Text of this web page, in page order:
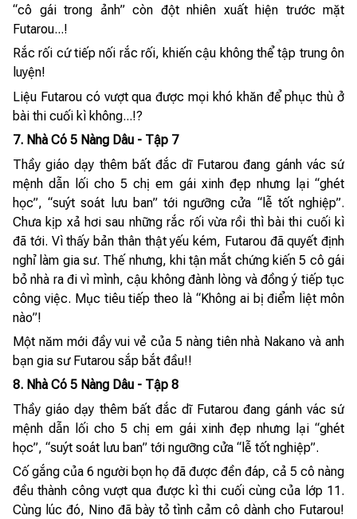
“cô gái trong ảnh” còn đột nhiên xuất hiện trước mặt
Futarou...!
Rắc rối cứ tiếp nối rắc rối, khiến cậu không thể tập trung ôn
luyện!
Liệu Futarou có vượt qua được mọi khó khăn để phục thù ở
bài thi cuối kì không...!?
7. Nhà Có 5 Nàng Dâu - Tập 7
Thầy giáo dạy thêm bất đắc dĩ Futarou đang gánh vác sứ
mệnh dẫn lối cho 5 chị em gái xinh đẹp nhưng lại “ghét
học”, “suýt soát lưu ban” tới ngưỡng cửa “lễ tốt nghiệp”.
Chưa kịp xả hơi sau những rắc rối vừa rồi thì bài thi cuối kì
đã tới. Vì thấy bản thân thật yếu kém, Futarou đã quyết định
nghỉ làm gia sư. Thế nhưng, khi tận mắt chứng kiến 5 cô gái
bỏ nhà ra đi vì mình, cậu không đành lòng và đồng ý tiếp tục
công việc. Mục tiêu tiếp theo là “Không ai bị điểm liệt môn
nào”!
Một năm mới đầy vui vẻ của 5 nàng tiên nhà Nakano và anh
bạn gia sư Futarou sắp bắt đầu!!
8. Nhà Có 5 Nàng Dâu - Tập 8
Thầy giáo dạy thêm bất đắc dĩ Futarou đang gánh vác sứ
mệnh dẫn lối cho 5 chị em gái xinh đẹp nhưng lại “ghét
học”, “suýt soát lưu ban” tới ngưỡng cửa “lễ tốt nghiệp”.
Cố gắng của 6 người bọn họ đã được đền đáp, cả 5 cô nàng
đều thành công vượt qua được kì thi cuối cùng của lớp 11.
Cùng lúc đó, Nino đã bày tỏ tình cảm cô dành cho Futarou!